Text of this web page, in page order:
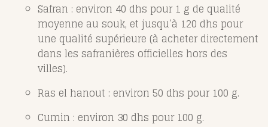
Safran : environ 40 dhs pour 1 g de qualité
moyenne au souk, et jusqu’à 120 dhs pour
une qualité supérieure (à acheter directement
dans les safranières officielles hors des
villes).
Ras el hanout : environ 50 dhs pour 100 g.
Cumin : environ 30 dhs pour 100 g.